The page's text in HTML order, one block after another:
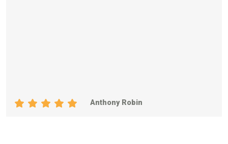
Anthony Robin